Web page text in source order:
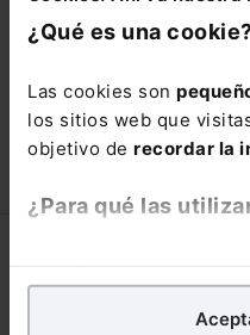
¿Qué es una
Las cookies son
los sitios web que
objetivo de recordar la
¿Para qué las
analíticospara tratar de
nuestra página web.
está oportunidad
con un25% de